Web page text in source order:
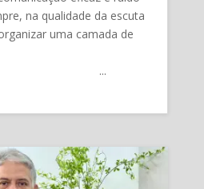
na qualidade da escuta
uma camada de
preditiva."